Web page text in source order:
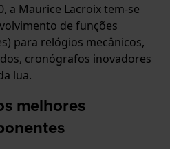
a Maurice Lacroix tem-se
de funções
para relógios mecânicos,
cronógrafos inovadores
lua.
melhores